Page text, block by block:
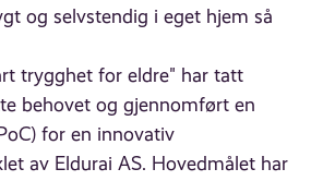
og selvstendig i eget hjem så
trygghet for eldre" har tatt
behovet og gjennomført en
for en innovativ
av Eldurai AS. Hovedmålet har